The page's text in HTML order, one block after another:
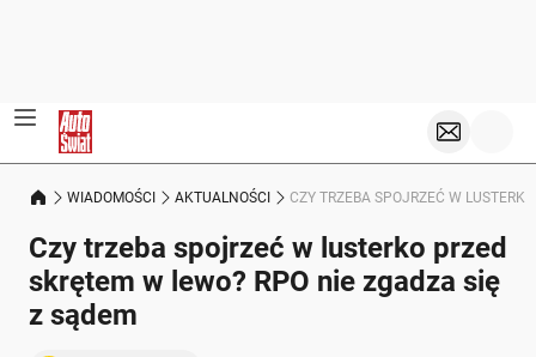
WIADOMOŚCI AKTUALNOŚCI CZY TRZEBA SPOJRZEĆ W
Czy trzeba spojrzeć w lusterko przed
skrętem w lewo? RPO nie zgadza się
z sądem